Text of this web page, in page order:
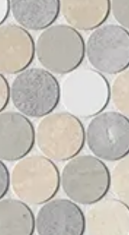
Acceso
Contáctenos
Suscribir